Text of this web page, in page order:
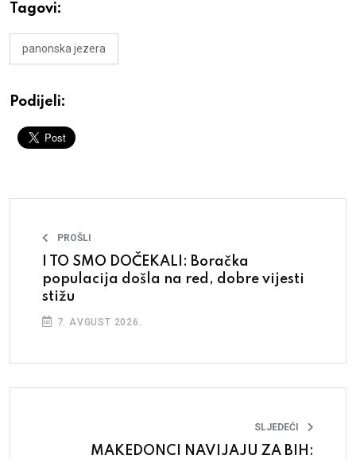
Tagovi:
panonska jezera
Podijeli:
PROŠLI
I TO SMO DOČEKALI: Boračka
populacija došla na red, dobre vijesti
stižu
7. AVGUST 2026.
SLJEDEĆI
MAKEDONCI NAVIJAJU ZA BIH: